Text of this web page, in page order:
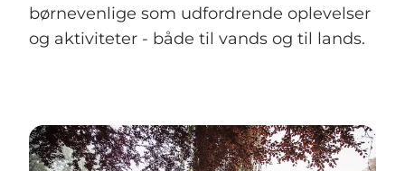
børnevenlige som udfordrende oplevelser
og aktiviteter - både til vands og til lands.